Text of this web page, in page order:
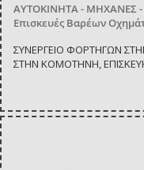
ΑΥΤΟΚΙΝΗΤΑ - ΜΗΧΑΝΕΣ
Επισκευές Βαρέων
ΣΥΝΕΡΓΕΙΟ ΦΟΡΤΗΓΩΝ
ΣΤΗΝ ΚΟΜΟΤΗΝΗ,